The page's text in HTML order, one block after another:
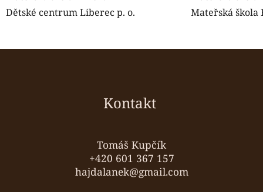
Dětské centrum Liberec p. o.
Mateřská škola
Kontakt
Tomáš Kupčík
+420 601 367 157
hajdalanek@gmail.com